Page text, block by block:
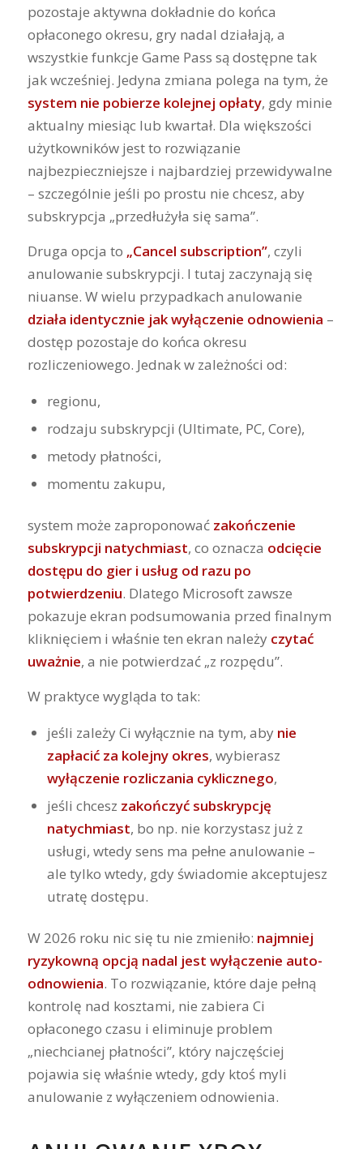
pozostaje aktywna dokładnie do końca
opłaconego okresu, gry nadal działają, a
wszystkie funkcje Game Pass są dostępne tak
jak wcześniej. Jedyna zmiana polega na tym, że
system nie pobierze kolejnej opłaty, gdy minie
aktualny miesiąc lub kwartał. Dla większości
użytkowników jest to rozwiązanie
najbezpieczniejsze i najbardziej przewidywalne
– szczególnie jeśli po prostu nie chcesz, aby
subskrypcja „przedłużyła się sama”.
Druga opcja to „Cancel subscription”, czyli
anulowanie subskrypcji. I tutaj zaczynają się
niuanse. W wielu przypadkach anulowanie
działa identycznie jak wyłączenie odnowienia –
dostęp pozostaje do końca okresu
rozliczeniowego. Jednak w zależności od:
regionu,
rodzaju subskrypcji (Ultimate, PC, Core),
metody płatności,
momentu zakupu,
system może zaproponować zakończenie
subskrypcji natychmiast, co oznacza odcięcie
dostępu do gier i usług od razu po
potwierdzeniu. Dlatego Microsoft zawsze
pokazuje ekran podsumowania przed finalnym
kliknięciem i właśnie ten ekran należy czytać
uważnie, a nie potwierdzać „z rozpędu”.
W praktyce wygląda to tak:
jeśli zależy Ci wyłącznie na tym, aby nie
zapłacić za kolejny okres, wybierasz
wyłączenie rozliczania cyklicznego,
jeśli chcesz zakończyć subskrypcję
natychmiast, bo np. nie korzystasz już z
usługi, wtedy sens ma pełne anulowanie –
ale tylko wtedy, gdy świadomie akceptujesz
utratę dostępu.
W 2026 roku nic się tu nie zmieniło: najmniej
ryzykowną opcją nadal jest wyłączenie auto-
odnowienia. To rozwiązanie, które daje pełną
kontrolę nad kosztami, nie zabiera Ci
opłaconego czasu i eliminuje problem
„niechcianej płatności”, który najczęściej
pojawia się właśnie wtedy, gdy ktoś myli
anulowanie z wyłączeniem odnowienia.